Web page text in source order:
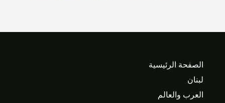
الصفحة الرئيسية
لبنان
العرب والعالم